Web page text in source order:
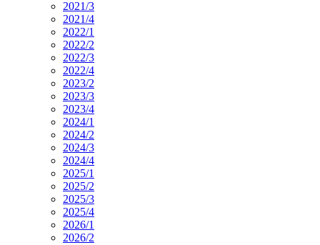
2021/3
2021/4
2022/1
2022/2
2022/3
2022/4
2023/2
2023/3
2023/4
2024/1
2024/2
2024/3
2024/4
2025/1
2025/2
2025/3
2025/4
2026/1
2026/2